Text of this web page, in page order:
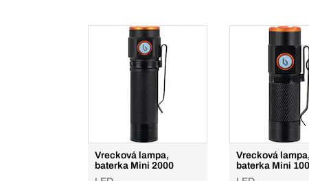
Vrecková lampa,
baterka Mini 2000
Vrecková lampa,
baterka Mini